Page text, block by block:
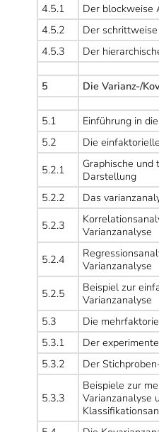
4.5.1
Der blockweise
4.5.2
Der
4.5.3
Der
5 Die Varianz-/
5.1 Einführung in
5.2
Die
5.2.1
Graphische und
Darstellung
5.2.2
Das
5.2.3
Varianzanalyse
5.2.4
Varianzanalyse
5.2.5
Beispiel zur
Varianzanalyse
5.3
Die
5.3.1
Der
5.3.2
Der
5.3.3
Beispiele zur
Varianzanalyse